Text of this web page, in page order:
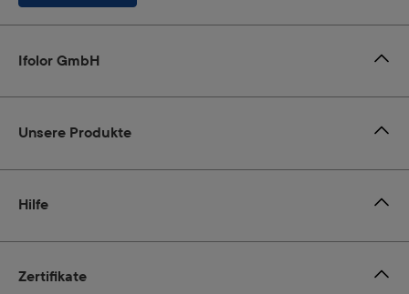
Zertifikate
Ifolor GmbH
Unsere Produkte
Hilfe